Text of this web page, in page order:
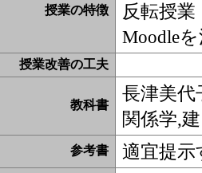
授業の特徴
反転授業
Moodle
授業改善の工夫
教科書
長津美代
関係学,
参考書 適宜提示